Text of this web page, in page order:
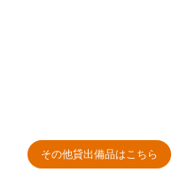
その他貸出備品はこちら